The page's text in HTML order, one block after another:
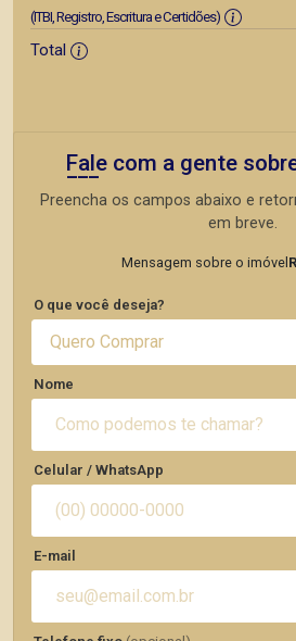
(ITBI, Registro, Escritura e Certidões)
Total
Fale com a gente
Preencha os campos abaixo e
em breve.
Mensagem sobre o imóvel
O que você deseja?
Quero Comprar
Nome
Celular / WhatsApp
E-mail